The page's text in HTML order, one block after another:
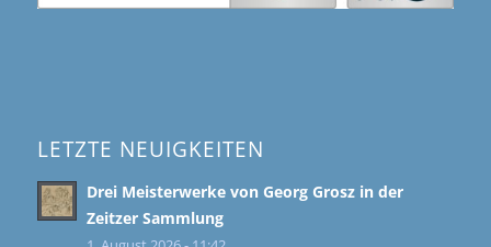
LETZTE NEUIGKEITEN
Drei Meisterwerke von Georg Grosz in der
Zeitzer Sammlung